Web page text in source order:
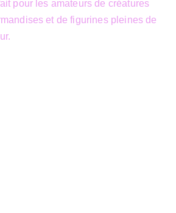
pour les amateurs de créatures
et de figurines pleines de